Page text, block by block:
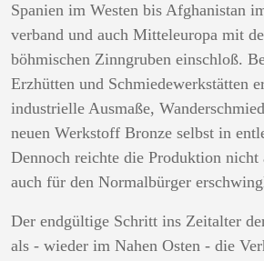
Spanien im Westen bis Afghanistan
verband und auch Mitteleuropa mit
böhmischen Zinngruben einschloß.
Erzhütten und Schmiedewerkstätten
industrielle Ausmaße,
neuen Werkstoff Bronze selbst in
Dennoch reichte die Produktion nicht
auch für den Normalbürger
Der endgültige Schritt ins Zeitalter
als - wieder im Nahen Osten - die